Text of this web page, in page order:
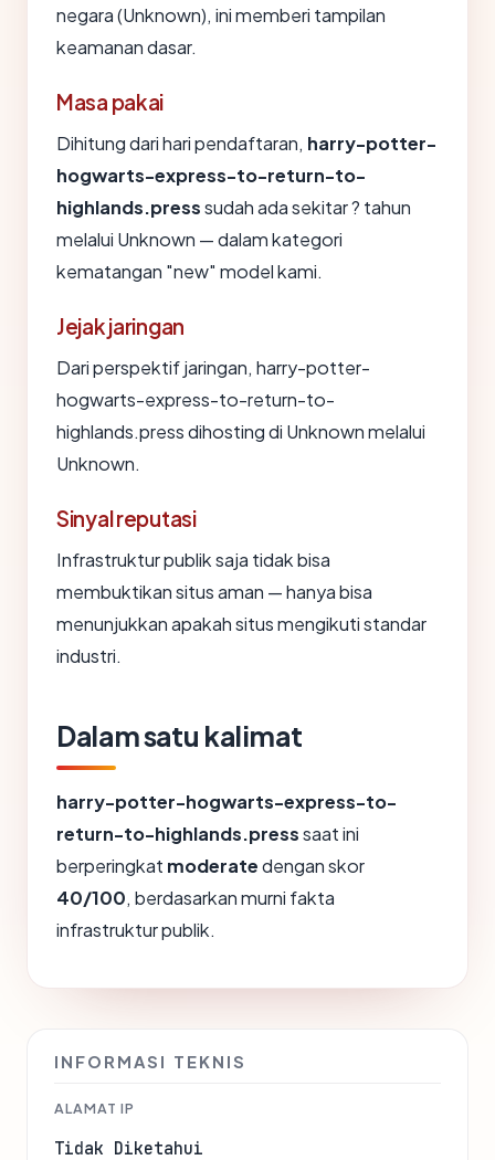
negara (Unknown), ini memberi tampilan
keamanan dasar.
Masa pakai
Dihitung dari hari pendaftaran, harry-potter-
hogwarts-express-to-return-to-
highlands.presssudah ada sekitar ? tahun
melalui Unknown — dalam kategori
kematangan "new" model kami.
Jejak jaringan
Dari perspektif jaringan, harry-potter-
hogwarts-express-to-return-to-
highlands.press dihosting di Unknown melalui
Unknown.
Sinyal reputasi
Infrastruktur publik saja tidak bisa
membuktikan situs aman — hanya bisa
menunjukkan apakah situs mengikuti standar
industri.
Dalam satu kalimat
harry-potter-hogwarts-express-to-
return-to-highlands.presssaat ini
berperingkat moderatedengan skor
40/100, berdasarkan murni fakta
infrastruktur publik.
INFORMASI TEKNIS
ALAMAT IP
Tidak Diketahui